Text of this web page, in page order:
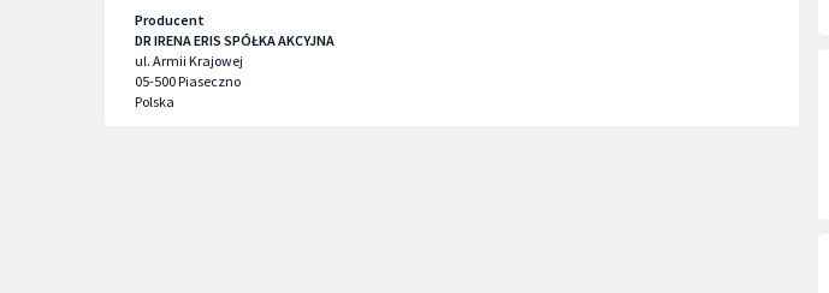
Producent
DR IRENA ERIS SPÓŁKA AKCYJNA
ul. Armii Krajowej
05-500Piaseczno
Polska